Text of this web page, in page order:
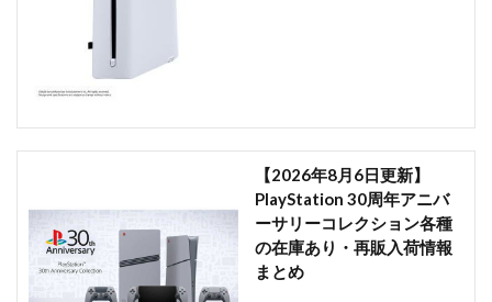
【2026年8月6日更新】
PlayStation 30周年アニバ
ーサリーコレクション各種
の在庫あり・再販入荷情報
まとめ